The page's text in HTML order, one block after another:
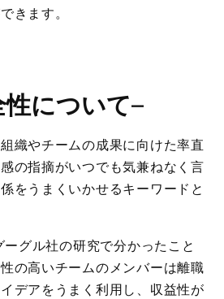
きます。
について–
織やチームの成果に向けた率直
の指摘がいつでも気兼ねなく言
をうまくいかせるキーワードと
グル社の研究で分かったこと
の高いチームのメンバーは離職
デアをうまく利用し、収益性が